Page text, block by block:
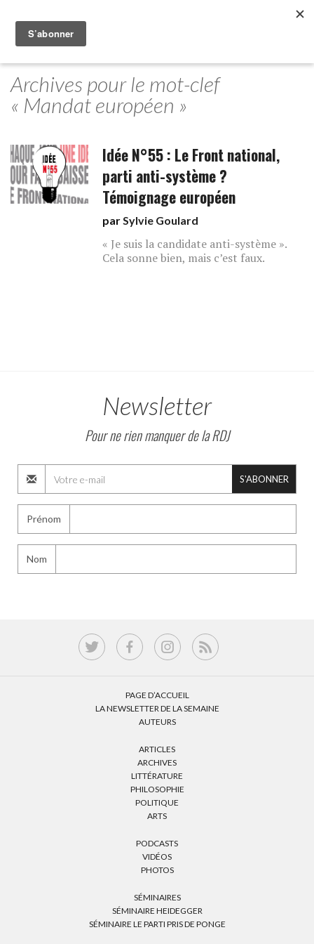
Archives pour le mot-clef
« Mandat européen »
Idée N°55 : Le Front national,
parti anti-système ?
Témoignage européen
parSylvie Goulard
« Je suis la candidate anti-système ».
Cela sonne bien, mais c’est faux.
Newsletter
Pour ne rien manquer de la RDJ
S'ABONNER
Prénom
Nom
PAGE D’ACCUEIL
LA NEWSLETTER DE LA SEMAINE
AUTEURS
ARTICLES
ARCHIVES
LITTÉRATURE
PHILOSOPHIE
POLITIQUE
ARTS
PODCASTS
VIDÉOS
PHOTOS
SÉMINAIRES
SÉMINAIRE HEIDEGGER
SÉMINAIRE LE PARTI PRIS DE PONGE